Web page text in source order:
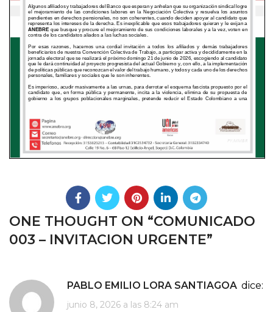
ONE THOUGHT ON “COMUNICADO
003 – INVITACION URGENTE”
PABLO EMILIO LORA SANTIAGOA dice:
junio 8, 2026 a las 8:24 am